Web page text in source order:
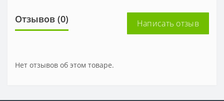
Отзывов (0) Написать отзыв
Нет отзывов об этом товаре.